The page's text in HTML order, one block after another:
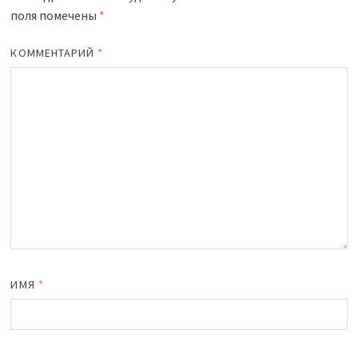
поля помечены *
КОММЕНТАРИЙ *
ИМЯ *